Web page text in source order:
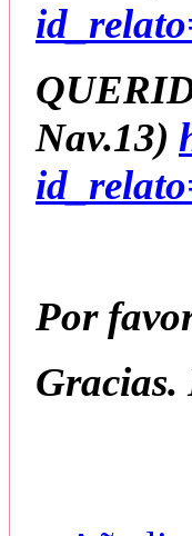
Nav.13)
Por
Gracias.